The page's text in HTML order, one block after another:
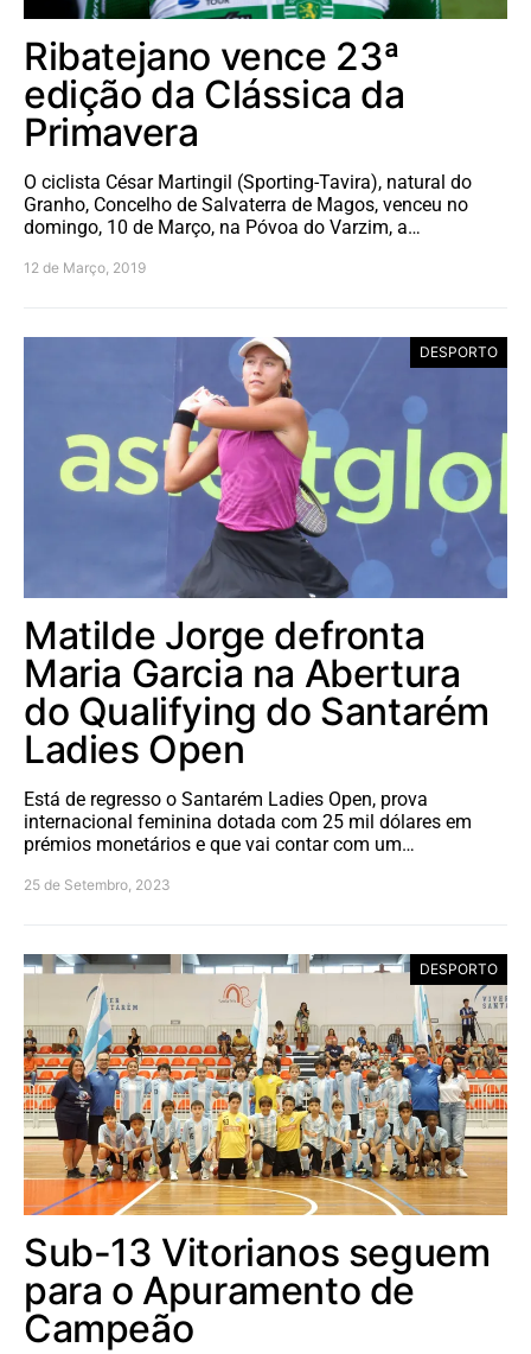
Ribatejano vence 23ª
edição da Clássica da
Primavera
O ciclista César Martingil (Sporting-Tavira), natural do
Granho, Concelho de Salvaterra de Magos, venceu no
domingo, 10 de Março, na Póvoa do Varzim, a…
12 de Março, 2019
DESPORTO
Matilde Jorge defronta
Maria Garcia na Abertura
do Qualifying do Santarém
Ladies Open
Está de regresso o Santarém Ladies Open, prova
internacional feminina dotada com 25 mil dólares em
prémios monetários e que vai contar com um…
25 de Setembro, 2023
DESPORTO
Sub-13 Vitorianos seguem
para o Apuramento de
Campeão